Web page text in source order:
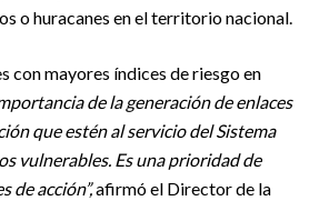
o huracanes en el territorio nacional.
con mayores índices de riesgo en
de la generación de enlaces
que estén al servicio del Sistema
vulnerables. Es una prioridad de
de acción”,afirmó el Director de la